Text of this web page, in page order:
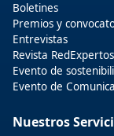
Boletines
Premios y
Entrevistas
Revista RedExpertos
Evento de
Evento de
Nuestros